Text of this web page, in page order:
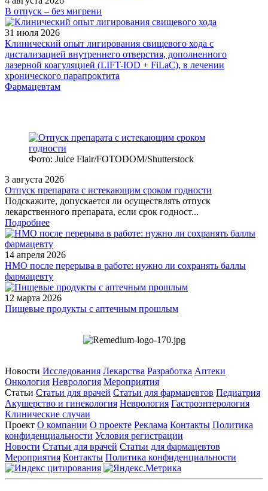
В отпуск – без мигрени
31 июля 2026
Клинический опыт лигирования свищевого хода с
дистализацией внутреннего отверстия, дополненного
лазерной коагуляцией (LIFT-IOD + FiLaC), в лечении
хронического парапроктита
Фармацевтам
Фото: Juice Flair/FOTODOM/Shutterstoсk
3 августа 2026
Отпуск препарата с истекающим сроком годности
Подскажите, допускается ли осуществлять отпуск
лекарственного препарата, если срок годност...
Подробнее
14 апреля 2026
НМО после перерыва в работе: нужно ли сохранять баллы
фармацевту
12 марта 2026
Пищевые продукты с аптечным прошлым
Новости Исследования Лекарства Разработка Аптеки
Онкология Неврология Мероприятия
Статьи Статьи для врачей Статьи для фармацевтов Педиатрия
Акушерство и гинекология Неврология Гастроэнтерология
Клинические случаи
Проект О компании О проекте Реклама Контакты Политика
конфиденциальности Условия регистрации
Новости Статьи для врачей Статьи для фармацевтов
Мероприятия Контакты Политика конфиденциальности